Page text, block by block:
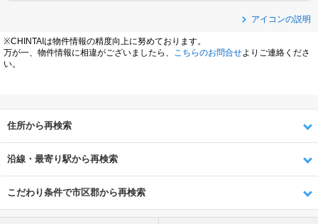
アイコンの説明
※CHINTAIは物件情報の精度向上に努めております。
万が一、物件情報に相違がございましたら、
こちらのお問合せよりご連絡くださ
い。
住所から再検索
沿線・最寄り駅から再検索
こだわり条件で市区郡から再検索